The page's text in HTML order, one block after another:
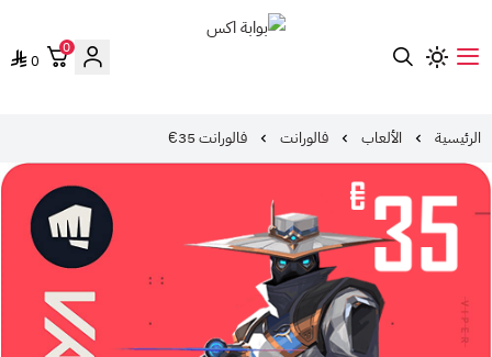
0
0
الرئيسية الألعاب فالورانت فالورانت 35€